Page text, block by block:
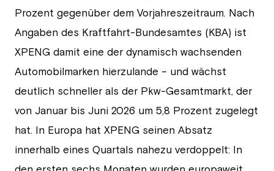
Prozent gegenüber dem Vorjahreszeitraum. Nach
Angaben des Kraftfahrt-Bundesamtes (KBA) ist
XPENG damit eine der dynamisch wachsenden
Automobilmarken hierzulande – und wächst
deutlich schneller als der Pkw-Gesamtmarkt, der
von Januar bis Juni 2026 um 5,8 Prozent zugelegt
hat. In Europa hat XPENG seinen Absatz
innerhalb eines Quartals nahezu verdoppelt: In